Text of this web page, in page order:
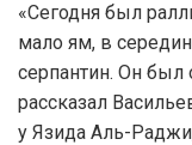
«Сегодня был
мало ям, в
серпантин. Он
рассказал
у Язида Аль-